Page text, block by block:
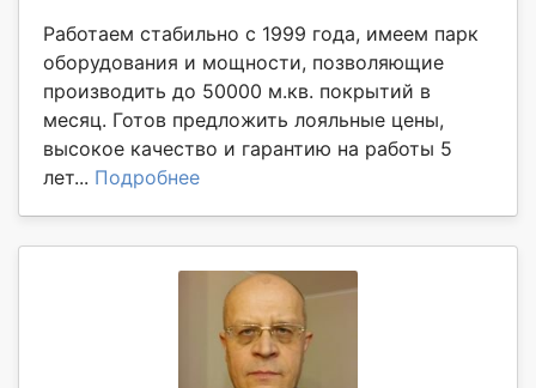
Работаем стабильно с 1999 года, имеем парк
оборудования и мощности, позволяющие
производить до 50000 м.кв. покрытий в
месяц. Готов предложить лояльные цены,
высокое качество и гарантию на работы 5
лет... Подробнее